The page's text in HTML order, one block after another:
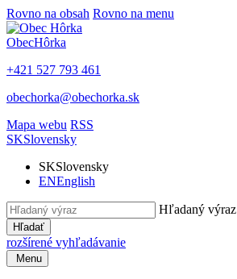
Rovno na obsah Rovno na menu
ObecHôrka
+421 527 793 461
obechorka@obechorka.sk
Mapa webu RSS
SKSlovensky
SKSlovensky
ENEnglish
Hľadaný výraz
Hľadať
rozšírené vyhľadávanie
Menu